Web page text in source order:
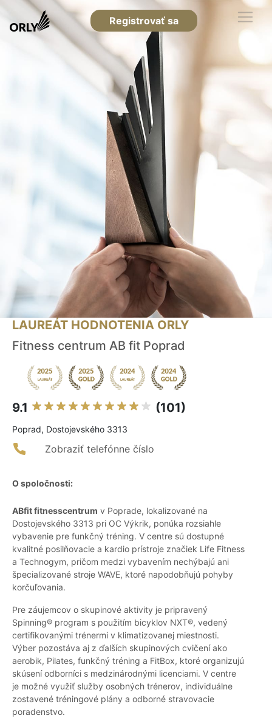
Registrovať sa
LAUREÁT HODNOTENIA ORLY
Fitness centrum AB fit Poprad
9.1 (101)
Poprad, Dostojevského 3313
Zobraziť telefónne číslo
O spoločnosti:
ABfit fitnesscentrum v Poprade, lokalizované na
Dostojevského 3313 pri OC Výkrik, ponúka rozsiahle
vybavenie pre funkčný tréning. V centre sú dostupné
kvalitné posilňovacie a kardio prístroje značiek Life Fitness
a Technogym, pričom medzi vybavením nechýbajú ani
špecializované stroje WAVE, ktoré napodobňujú pohyby
korčuľovania.
Pre záujemcov o skupinové aktivity je pripravený
Spinning® program s použitím bicyklov NXT®, vedený
certifikovanými trénermi v klimatizovanej miestnosti.
Výber pozostáva aj z ďalších skupinových cvičení ako
aerobik, Pilates, funkčný tréning a FitBox, ktoré organizujú
skúsení odborníci s medzinárodnými licenciami. V centre
je možné využiť služby osobných trénerov, individuálne
zostavené tréningové plány a odborné stravovacie
poradenstvo.